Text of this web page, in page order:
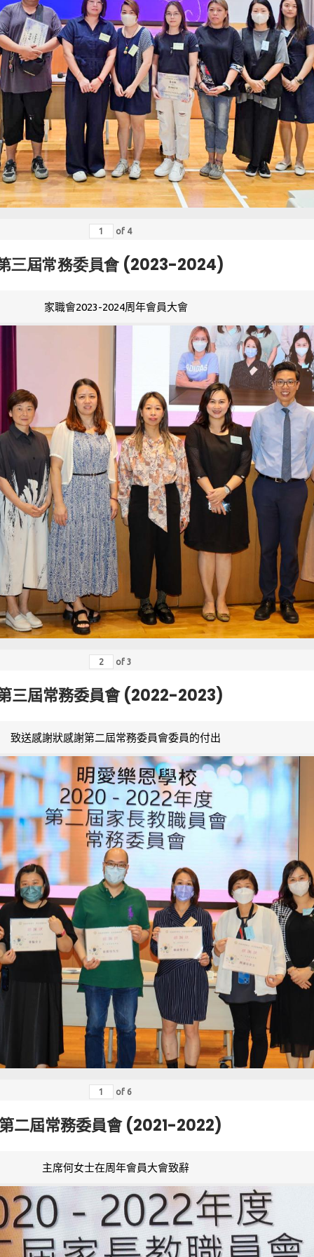
of 4
三屆常務委員會 (2023-2024)
家職會2023-2024周年會員大會
of 3
三屆常務委員會 (2022-2023)
致送感謝狀感謝第二屆常務委員會委員的付出
of 6
二屆常務委員會 (2021-2022)
主席何女士在周年會員大會致辭